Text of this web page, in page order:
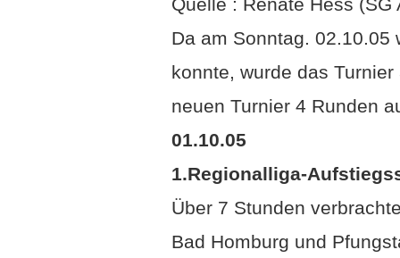
Quelle : Renate Hess
Da am Sonntag.
konnte, wurde das
neuen Turnier 4 Runden
01.10.05
1.Regionalliga-
Über 7 Stunden
Bad Homburg und